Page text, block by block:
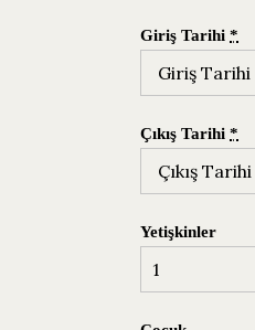
Giriş Tarihi *
Çıkış Tarihi *
Yetişkinler